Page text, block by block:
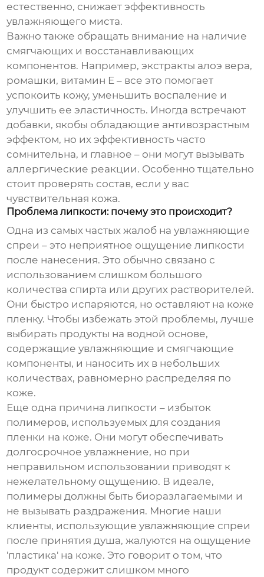
естественно, снижает эффективность
увлажняющего миста.
Важно также обращать внимание на наличие
смягчающих и восстанавливающих
компонентов. Например, экстракты алоэ вера,
ромашки, витамин E – все это помогает
успокоить кожу, уменьшить воспаление и
улучшить ее эластичность. Иногда встречают
добавки, якобы обладающие антивозрастным
эффектом, но их эффективность часто
сомнительна, и главное – они могут вызывать
аллергические реакции. Особенно тщательно
стоит проверять состав, если у вас
чувствительная кожа.
Проблема липкости: почему это происходит?
Одна из самых частых жалоб наувлажняющие
спреи – это неприятное ощущение липкости
после нанесения. Это обычно связано с
использованием слишком большого
количества спирта или других растворителей.
Они быстро испаряются, но оставляют на коже
пленку. Чтобы избежать этой проблемы, лучше
выбирать продукты на водной основе,
содержащие увлажняющие и смягчающие
компоненты, и наносить их в небольших
количествах, равномерно распределяя по
коже.
Еще одна причина липкости – избыток
полимеров, используемых для создания
пленки на коже. Они могут обеспечивать
долгосрочное увлажнение, но при
неправильном использовании приводят к
нежелательному ощущению. В идеале,
полимеры должны быть биоразлагаемыми и
не вызывать раздражения. Многие наши
клиенты, использующиеувлажняющие спреи
после принятия душа, жалуются на ощущение
'пластика' на коже. Это говорит о том, что
продукт содержит слишком много